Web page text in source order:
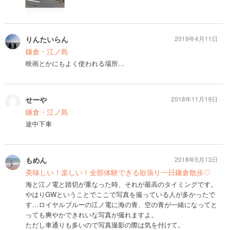
りんたいらん
鎌倉・江ノ島
映画とかにもよく使われる場所…
2019年4月11日
せーや
鎌倉・江ノ島
途中下車
2018年11月19日
もめん
美味しい！楽しい！全部体験できる欲張り一日鎌倉散歩♡
海と江ノ電と踏切が重なった時、それが最高のタイミングです。
やはりGWということでここで写真を撮っている人が多かったで
す…ロイヤルブルーの江ノ電に海の青、空の青が一緒になってと
っても爽やかできれいな写真が撮れますよ。
ただし車通りも多いので写真撮影の際は気を付けて。
2018年5月13日